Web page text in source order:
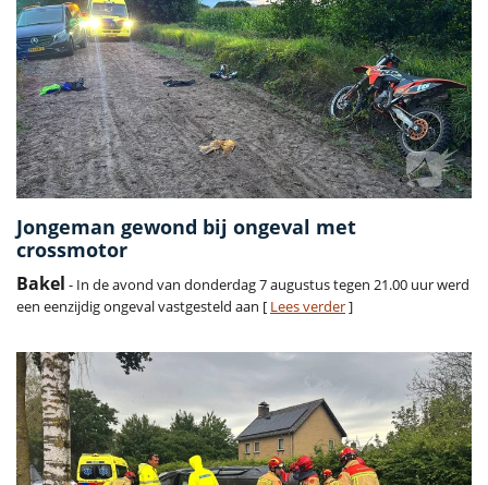
Jongeman gewond bij ongeval met
crossmotor
Bakel - In de avond van donderdag 7 augustus tegen 21.00 uur werd
een eenzijdig ongeval vastgesteld aan [ Lees verder]